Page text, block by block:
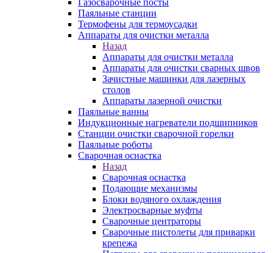
Газосварочные посты
Паяльные станции
Термофены для термоусадки
Аппараты для очистки металла
Назад
Аппараты для очистки металла
Аппараты для очистки сварных швов
Зачистные машинки для лазерных
столов
Аппараты лазерной очистки
Паяльные ванны
Индукционные нагреватели подшипников
Станции очистки сварочной горелки
Паяльные роботы
Сварочная оснастка
Назад
Сварочная оснастка
Подающие механизмы
Блоки водяного охлаждения
Электросварные муфты
Сварочные центраторы
Сварочные пистолеты для приварки
крепежа